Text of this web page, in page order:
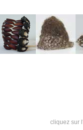
cliquez sur